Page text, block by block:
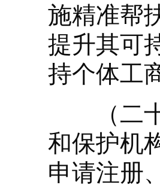
施精准帮
提升其可
持个体工
（二十
和保护机
申请注册